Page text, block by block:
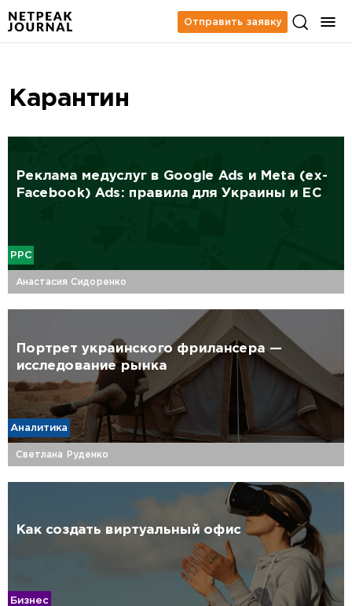
Отправить заявку
Карантин
Реклама медуслуг в Google Ads и Meta (ex-
Facebook) Ads: правила для Украины и ЕС
PPC
Анастасия Сидоренко
Портрет украинского фрилансера —
исследование рынка
Аналитика
Светлана Руденко
Как создать виртуальный офис
Бизнес